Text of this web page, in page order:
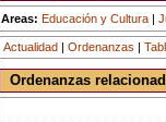
Areas: Educación y Cultura|
Actualidad |Ordenanzas |
Ordenanzas